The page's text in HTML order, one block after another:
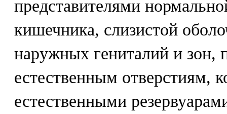
представителями
кишечника, слизистой
наружных гениталий и зон,
естественным отверстиям,
естественными